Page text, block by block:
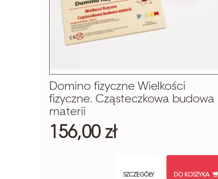
Domino fizyczne Wielkości
fizyczne. Cząsteczkowa budowa
materii
156,00 zł
SZCZEGÓŁY DO KOSZYKA